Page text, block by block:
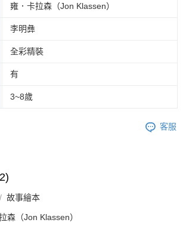
雍．卡拉森（Jon Klassen）
李明彝
全彩精裝
有
3~8歲
客服
故事繪本
森（Jon Klassen）